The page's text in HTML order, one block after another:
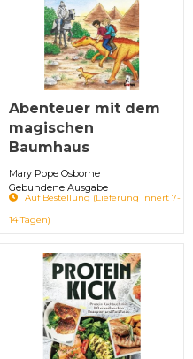
Abenteuer mit dem
magischen
Baumhaus
Mary Pope Osborne
Gebundene Ausgabe
Auf Bestellung (Lieferung innert 7-
14 Tagen)